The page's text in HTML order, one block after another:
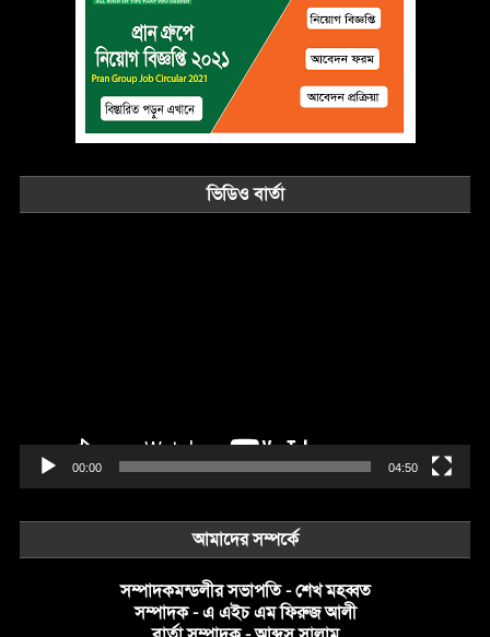
ভিডিও বার্তা
00:00 04:50
আমাদের সম্পর্কে
সম্পাদকমন্ডলীর সভাপতি - শেখ মহব্বত
সম্পাদক - এ এইচ এম ফিরুজ আলী